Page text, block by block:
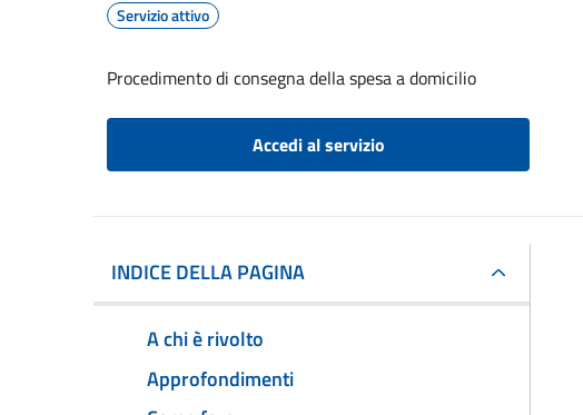
Servizio attivo
Procedimento di consegna della spesa a domicilio
Accedi al servizio
INDICE DELLA PAGINA
A chi è rivolto
Approfondimenti